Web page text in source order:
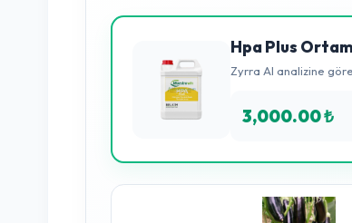
Uygulanan alanda 20 saatten
Kök çürüklüklerini engeller,
Sera demirlerinde, sulama